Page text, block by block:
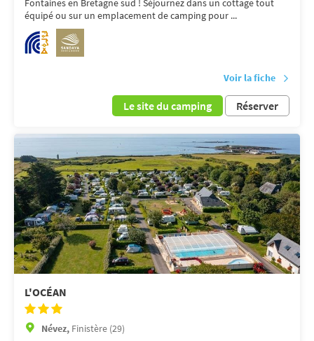
Fontaines en Bretagne sud ! Séjournez dans un cottage tout
équipé ou sur un emplacement de camping pour ...
Voir la fiche
Le site du camping Réserver
L'OCÉAN
Névez, Finistère (29)